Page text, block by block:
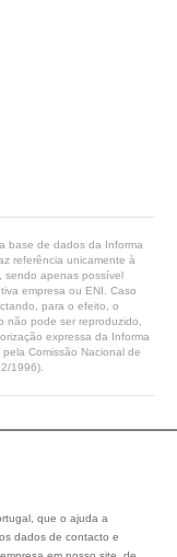
base de dados da Informa
referência unicamente à
sendo apenas possível
empresa ou ENI. Caso
para o efeito, o
não pode ser reproduzido,
expressa da Informa
Comissão Nacional de
1996).
que o ajuda a
dados de contacto e